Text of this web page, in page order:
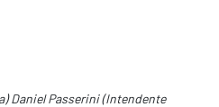
Daniel Passerini (Intendente